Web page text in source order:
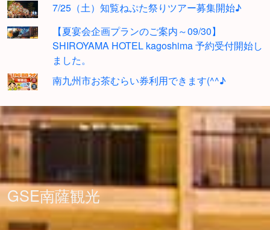
7/25（土）知覧ねぷた祭りツアー募集開始♪
【夏宴会企画プランのご案内～09/30】
SHIROYAMA HOTEL kagoshima 予約受付開始し
ました。
南九州市お茶むらい券利用できます(^^♪
GSE南薩観光